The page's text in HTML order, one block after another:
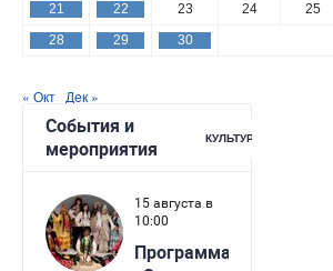
21
22 23 24 25
28
29 30
« Окт Дек »